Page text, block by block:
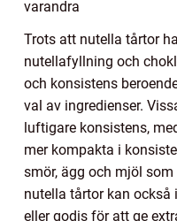
varandra
Trots att nutella tårtor
nutellafyllning och
och konsistens
val av ingredienser.
luftigare konsistens,
mer kompakta i
smör, ägg och mjöl
nutella tårtor kan också
eller godis för att ge